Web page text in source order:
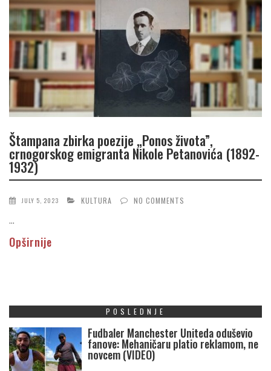
Štampana zbirka poezije „Ponos života”,
crnogorskog emigranta Nikole Petanovića (1892-
1932)
JULY 5, 2023 KULTURA NO COMMENTS
...
Opširnije
POSLEDNJE
Fudbaler Manchester Uniteda oduševio
fanove: Mehaničaru platio reklamom, ne
novcem (VIDEO)